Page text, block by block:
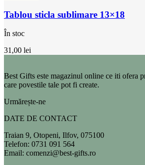
Tablou sticla sublimare 13×18
În stoc
31,00 lei
Best Gifts este magazinul online ce iti ofera
care povestile tale pot fi create.
Urmărește-ne
DATE DE CONTACT
Traian 9, Otopeni, Ilfov, 075100
Telefon: 0731 091 564
Email: comenzi@best-gifts.ro